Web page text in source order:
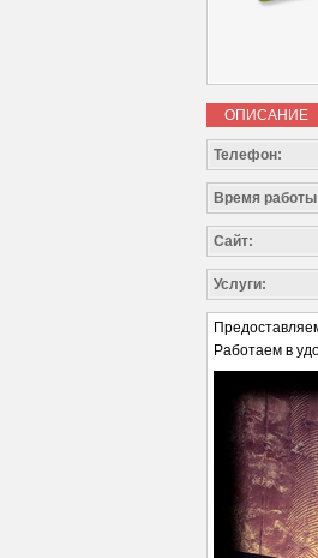
ОПИСАНИЕ
Телефон:
Время
Сайт:
Услуги:
Работаем в